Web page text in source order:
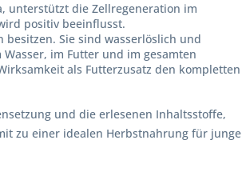
unterstützt die Zellregeneration im
positiv beeinflusst.
Sie sind wasserlöslich und
im Futter und im gesamten
als Futterzusatz den kompletten
und die erlesenen Inhaltsstoffe,
zu einer idealen Herbstnahrung für junge